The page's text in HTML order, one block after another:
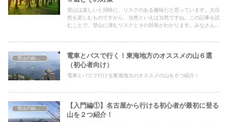
登山は楽しいと同時に、リスクのある趣味だと思っています。大自
然を楽しむものですから、当然といえば当然ですね。この記事を読
むことで、登山に潜むリスクとその対策がわかります。みなさんの
電車とバスで行く！東海地方のオススメの山６選
（初心者向け）
電車とバスで行ける東海地方のオススメの山を６つ紹介！
【入門編①】名古屋から行ける初心者が最初に登る
山を２つ紹介！